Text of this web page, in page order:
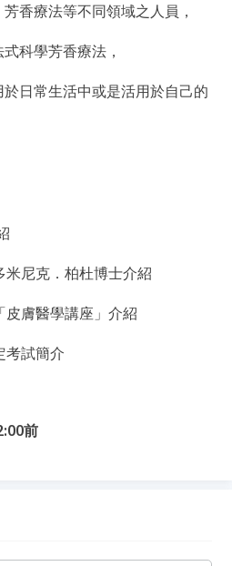
香療法等不同領域之人員，
科學芳香療法，
日常生活中或是活用於自己的
尼克．柏杜博士介紹
膚醫學講座」介紹
考試簡介
前